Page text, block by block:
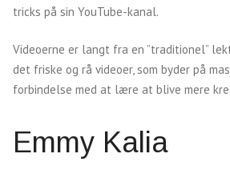
tricks på sin YouTube-kanal.
Videoerne er langt fra en ”traditionel”
det friske og rå videoer, som byder på
forbindelse med at lære at blive mere
Emmy Kalia